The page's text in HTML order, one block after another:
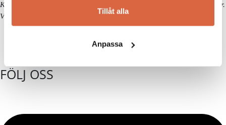
Tillåt alla
Anpassa
Kan ej kombineras med andra erbjudanden eller redan nedsatta priser.
Vissa kategorier och varumärken är exkluderade. Se alla villkor
FÖLJ OSS